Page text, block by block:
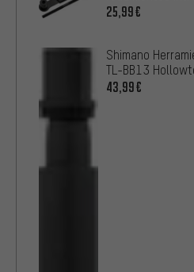
25,99€
Shimano
TL-BB13
43,99€